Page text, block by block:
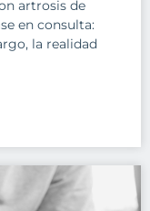
artrosis de
en consulta:
la realidad